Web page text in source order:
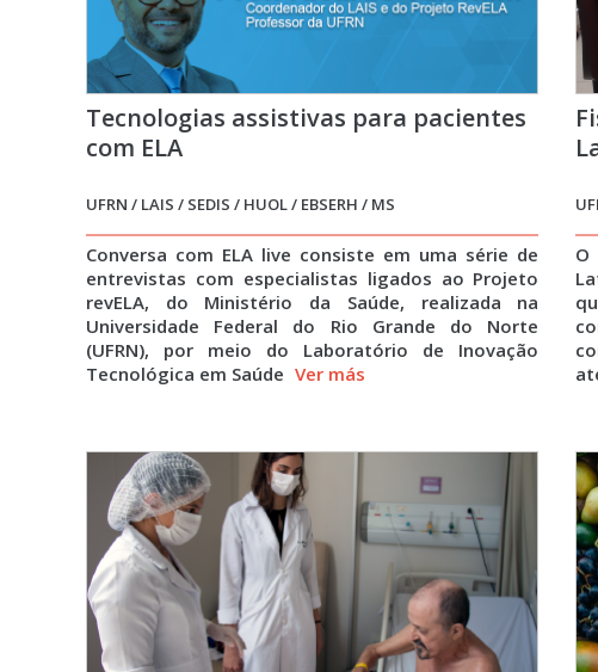
Tecnologias assistivas para pacientes
com ELA
UFRN / LAIS / SEDIS / HUOL / EBSERH / MS
Conversa com ELA live consiste em uma série de
entrevistas com especialistas ligados ao Projeto
revELA, do Ministério da Saúde, realizada na
Universidade Federal do Rio Grande do Norte
(UFRN), por meio do Laboratório de Inovação
Tecnológica em Saúde Ver más
O